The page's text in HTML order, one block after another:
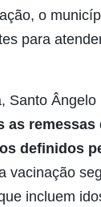
o
para
Santo
as
definidos
vacinação
incluem